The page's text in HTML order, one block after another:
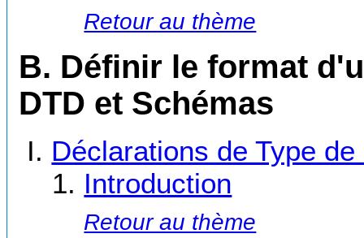
Retour au thème
B. Définir le format
DTD et Schémas
Déclarations de Type
Introduction
Retour au thème